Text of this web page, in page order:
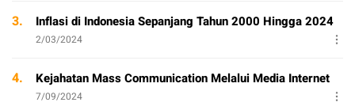
3. Inflasi di Indonesia Sepanjang Tahun 2000 Hingga 2024
2/03/2024
4. Kejahatan Mass Communication Melalui Media Internet
7/09/2024